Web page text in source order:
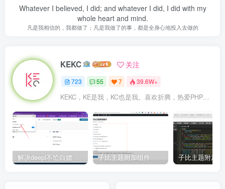
Whatever I believed, I did; and whatever I did, I did with my
whole heart and mind.
凡是我相信的，我都做了；凡是我做了的事，都是全身心地投入去做的
KEKC 关注
723 55 7 39.6W+
KEKC，KE是我，KC也是我。喜欢折腾，热爱PHP及WordPress，在学go语言，专注于技术与分享，开发过程序，维护过企业网站。
解决deepl不给白嫖 子比主题附加组件